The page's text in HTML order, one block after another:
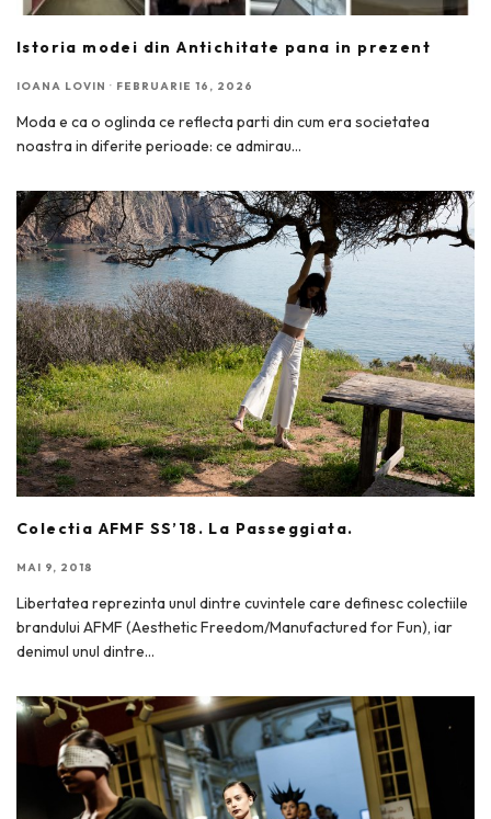
Istoria modei din Antichitate pana in prezent
IOANA LOVIN · FEBRUARIE 16, 2026
Moda e ca o oglinda ce reflecta parti din cum era societatea
noastra in diferite perioade: ce admirau...
Colectia AFMF SS’18. La Passeggiata.
MAI 9, 2018
Libertatea reprezinta unul dintre cuvintele care definesc colectiile
brandului AFMF (Aesthetic Freedom/Manufactured for Fun), iar
denimul unul dintre...